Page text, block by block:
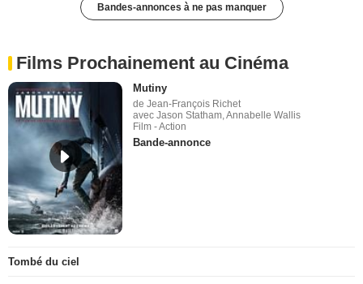
Bandes-annonces à ne pas manquer
Films Prochainement au Cinéma
Mutiny
de Jean-François Richet
avec Jason Statham, Annabelle Wallis
Film - Action
Bande-annonce
Tombé du ciel